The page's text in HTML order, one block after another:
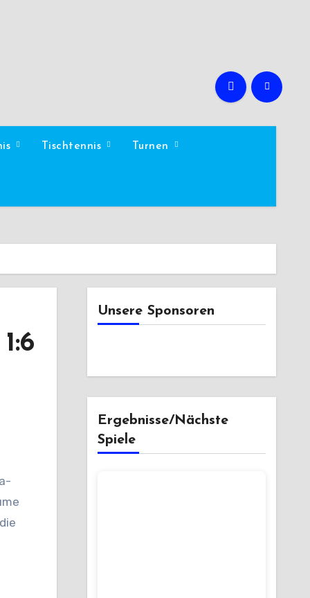
Tischtennis Turnen
Unsere Sponsoren
Ergebnisse/Nächste
Spiele